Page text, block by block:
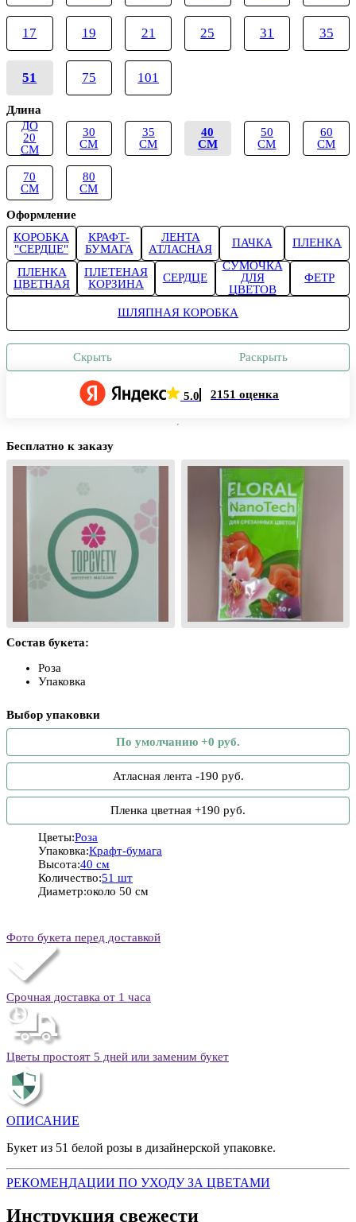
17 19 21 25 31 35
51 75 101
Длина
ДО
20
СМ
30
СМ
35
СМ
40
СМ
50
СМ
60
СМ
70
СМ
80
СМ
Оформление
КОРОБКА
"СЕРДЦЕ"
КРАФТ-
БУМАГА
ЛЕНТА
АТЛАСНАЯ
ПАЧКА ПЛЕНКА
ПЛЕНКА
ЦВЕТНАЯ
ПЛЕТЕНАЯ
КОРЗИНА
СЕРДЦЕ
СУМОЧКА
ДЛЯ
ЦВЕТОВ
ФЕТР
ШЛЯПНАЯ КОРОБКА
Скрыть Раскрыть
5.0 2151 оценка
Бесплатно к заказу
Состав букета:
Роза
Упаковка
Выбор упаковки
По умолчанию +0 руб.
Атласная лента -190 руб.
Пленка цветная +190 руб.
Цветы:Роза
Упаковка:Крафт-бумага
Высота:40 см
Количество:51 шт
Диаметр:около 50 см
Фото букета перед доставкой
Срочная доставка от 1 часа
Цветы простоят 5 дней или заменим букет
ОПИСАНИЕ
Букет из 51 белой розы в дизайнерской упаковке.
РЕКОМЕНДАЦИИ ПО УХОДУ ЗА ЦВЕТАМИ
Инструкция свежести